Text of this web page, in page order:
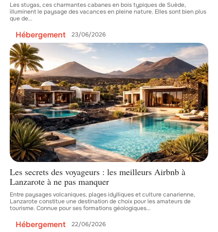
Les stugas, ces charmantes cabanes en bois typiques de Suède,
illuminent le paysage des vacances en pleine nature. Elles sont bien plus
que de…
Hébergement 23/06/2026
Les secrets des voyageurs : les meilleurs Airbnb à
Lanzarote à ne pas manquer
Entre paysages volcaniques, plages idylliques et culture canarienne,
Lanzarote constitue une destination de choix pour les amateurs de
tourisme. Connue pour ses formations géologiques…
Hébergement 22/06/2026